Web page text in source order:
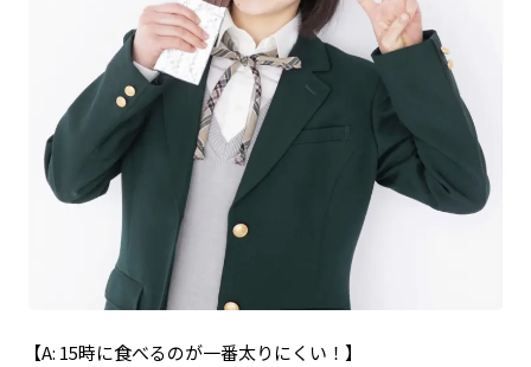
【A: 15時に食べるのが一番太りにくい！】